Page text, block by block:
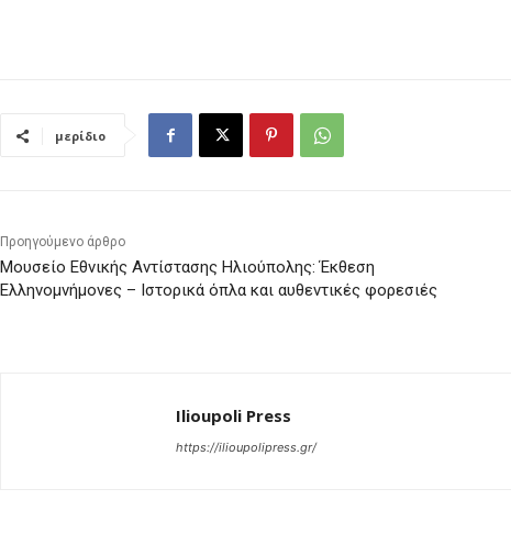
μερίδιο
Προηγούμενο άρθρο
Μουσείο Εθνικής Αντίστασης Ηλιούπολης: Έκθεση
Ελληνομνήμονες – Ιστορικά όπλα και αυθεντικές φορεσιές
Ilioupoli Press
https://ilioupolipress.gr/